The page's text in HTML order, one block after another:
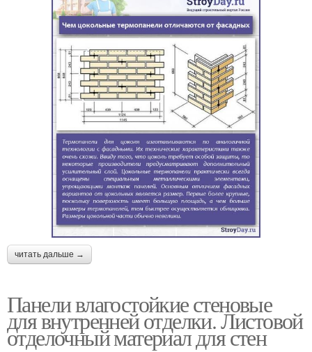
читать дальше →
Панели влагостойкие стеновые
для внутренней отделки. Листовой
отделочный материал для стен